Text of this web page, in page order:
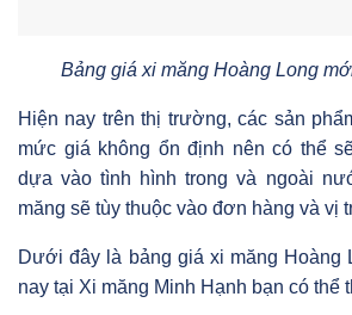
Bảng giá xi măng Hoàng Long
Hiện nay trên thị trường, các sản
mức giá không ổn định nên có thể
dựa vào tình hình trong và ngoài
măng sẽ tùy thuộc vào đơn hàng và vị
Dưới đây là bảng giá xi măng Hoàng
nay tại Xi măng Minh Hạnh bạn có thể